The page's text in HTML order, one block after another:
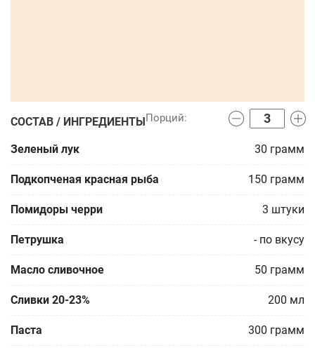
СОСТАВ / ИНГРЕДИЕНТЫ
Зеленый лук 30 грамм
Подкопченая красная рыба 150 грамм
Помидоры черри 3 штуки
Петрушка - по вкусу
Масло сливочное 50 грамм
Сливки 20-23% 200 мл
Паста 300 грамм